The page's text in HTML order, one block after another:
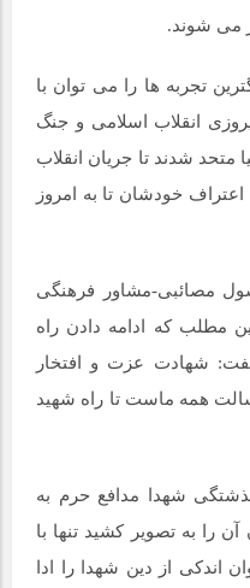
می شوند.
تجربه ها را می توان با
انقلاب اسلامی و جنگ
متحد شدند تا جریان انقلاب
اعتراف خودشان تا به امروز
مصائبی-مشاور فرهنگی
مطلب که ادامه دادن راه
شهادت عزت و افتخار
همه ماست تا راه شهید
شهدا مدافع حرم به
را به تصویر کشید تنها با
اندکی از دین شهدا را ادا